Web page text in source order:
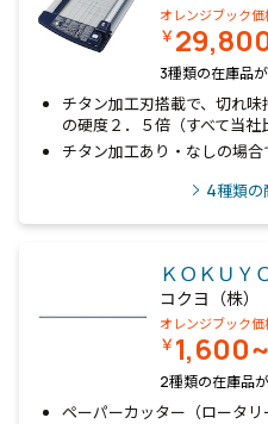
オレンジブック価
￥
3種類の在庫品
チタン加工刃搭載で、切れ
の硬度２．５倍（すべて当社
チタン加工あり・なしの場合
4種類の
ＫＯＫＵ
コクヨ（株）
オレンジブック価
￥1,600~
2種類の在庫品
ペーパーカッター（ロータ